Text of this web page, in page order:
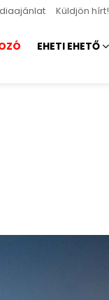
Küldjön hírt!
EHETI EHETŐ